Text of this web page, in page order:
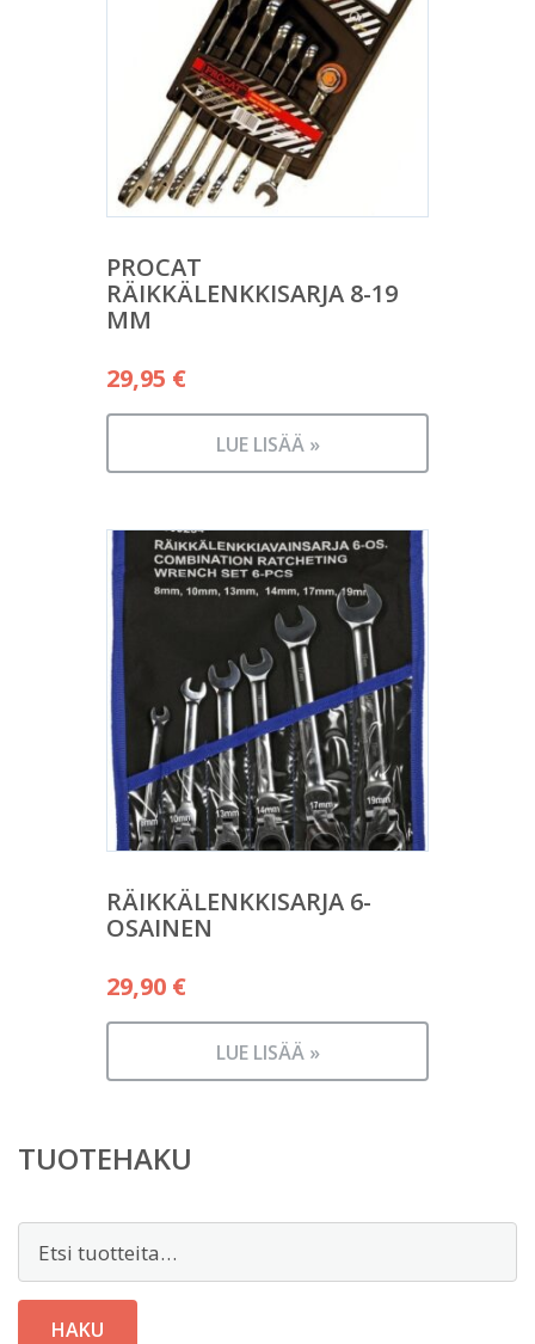
PROCAT
RÄIKKÄLENKKISARJA 8-19
MM
29,95 €
LUE LISÄÄ »
RÄIKKÄLENKKISARJA 6-
OSAINEN
29,90 €
LUE LISÄÄ »
TUOTEHAKU
HAKU